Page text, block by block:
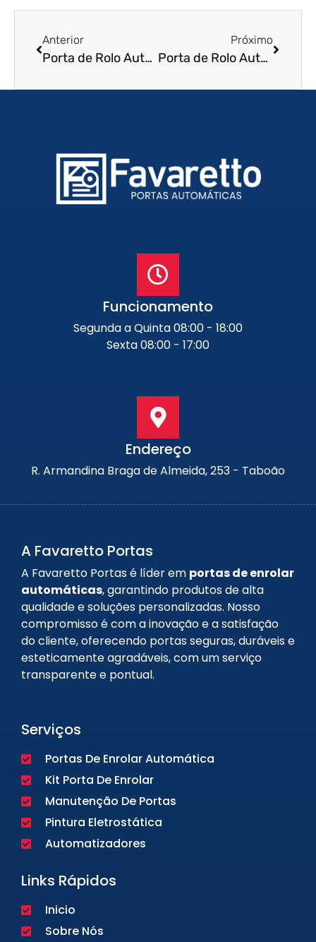
Anterior
Porta de Rolo Automática em Brança Paulista – SP
Próximo
Porta de Rolo Automática em São José do Rio Preto – SP
Funcionamento
Segunda a Quinta 08:00 - 18:00
Sexta 08:00 - 17:00
Endereço
R. Armandina Braga de Almeida, 253 - Taboão
A Favaretto Portas
A Favaretto Portas é líder em portas de enrolar
automáticas, garantindo produtos de alta
qualidade e soluções personalizadas. Nosso
compromisso é com a inovação e a satisfação
do cliente, oferecendo portas seguras, duráveis e
esteticamente agradáveis, com um serviço
transparente e pontual.
Serviços
Portas De Enrolar Automática
Kit Porta De Enrolar
Manutenção De Portas
Pintura Eletrostática
Automatizadores
Links Rápidos
Inicio
Sobre Nós